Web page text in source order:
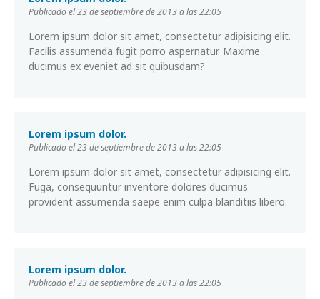
Publicado el 23 de septiembre de 2013 a las 22:05
Lorem ipsum dolor sit amet, consectetur adipisicing elit.
Facilis assumenda fugit porro aspernatur. Maxime
ducimus ex eveniet ad sit quibusdam?
Lorem ipsum dolor.
Publicado el 23 de septiembre de 2013 a las 22:05
Lorem ipsum dolor sit amet, consectetur adipisicing elit.
Fuga, consequuntur inventore dolores ducimus
provident assumenda saepe enim culpa blanditiis libero.
Lorem ipsum dolor.
Publicado el 23 de septiembre de 2013 a las 22:05